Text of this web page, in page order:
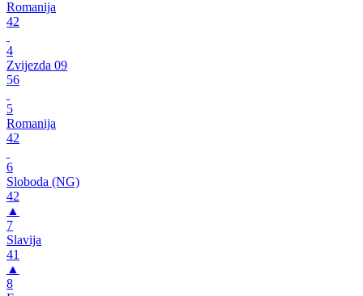
Romanija
42
4
Zvijezda 09
56
5
Romanija
42
6
Sloboda (NG)
42
▲
7
Slavija
41
▲
8